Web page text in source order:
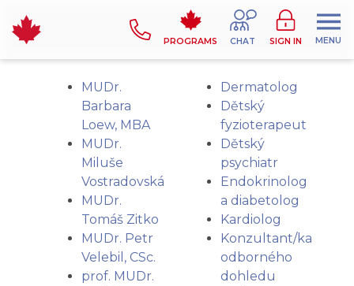
PROGRAMS CHAT SIGN IN MENU
MUDr.
Barbara
Loew, MBA
MUDr.
Miluše
Vostradovská
MUDr.
Tomáš Zitko
MUDr. Petr
Velebil, CSc.
prof. MUDr.
Dermatolog
Dětský
fyzioterapeut
Dětský
psychiatr
Endokrinolog
a diabetolog
Kardiolog
Konzultant/ka
odborného
dohledu